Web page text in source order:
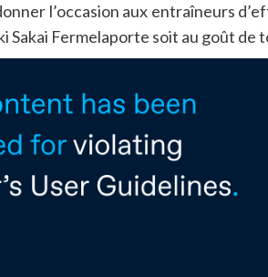
l’occasion aux entraîneurs
Sakai Fermelaporte soit au goût de